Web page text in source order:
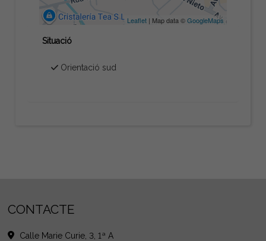
Leaflet| Map data ©GoogleMaps
Situació
Orientació sud
CONTACTE
Calle Marie Curie, 3, 1ª A